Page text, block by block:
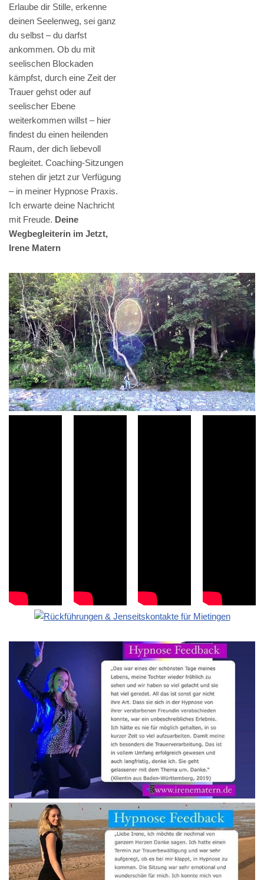
Erlaube dir Stille, erkenne
deinen Seelenweg, sei ganz
du selbst – du darfst
ankommen. Ob du mit
seelischen Blockaden
kämpfst, durch eine Zeit der
Trauer gehst oder auf
seelischer Ebene
weiterkommen willst – hier
findest du einen heilenden
Raum, der dich liebevoll
begleitet. Coaching-Sitzungen
stehen dir jetzt zur Verfügung
– in meiner Hypnose Praxis.
Ich erwarte deine Nachricht
mit Freude. Deine
Wegbegleiterin im Jetzt,
Irene Matern